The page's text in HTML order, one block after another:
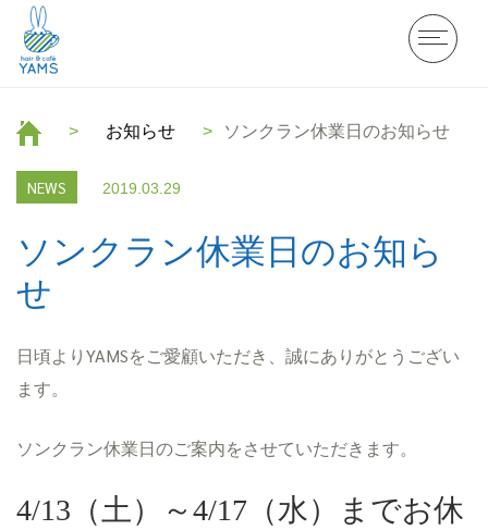
お知らせ ソンクラン休業日のお知らせ
NEWS 2019.03.29
ソンクラン休業日のお知ら
せ
日頃よりYAMSをご愛顧いただき、誠にありがとうござい
ます。
ソンクラン休業日のご案内をさせていただきます。
4/13（土）～4/17（水）までお休